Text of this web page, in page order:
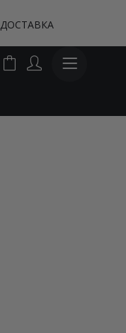
ДОСТАВКА